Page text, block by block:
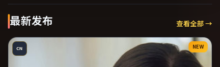
最新发布 查看全部 →
CN NEW